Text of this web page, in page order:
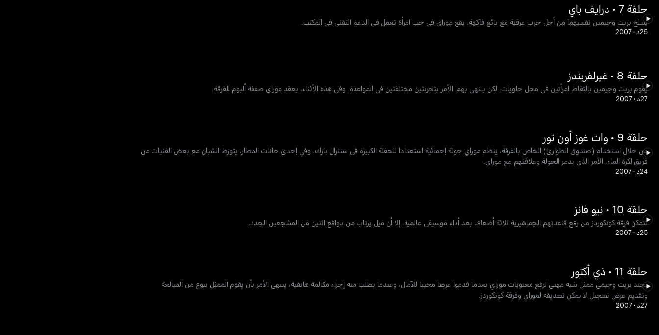
حلقة 7 • درايف باي
يسلح بريت وجيمين نفسيهما من أجل حرب عرقية مع بائع فاكهة. يقع موراي في حب امرأة تعمل في الدعم التقني في المكتب.
25د •
2007
حلقة 8 • غيرلفريندز
يقوم بريت وجيمين بالتقاط امرأتين في محل حلويات، لكن ينتهي بهما الأمر بتجربتين مختلفتين في المواعدة. وفي هذه الأثناء، يعقد موراي صفقة ألبوم للفرقة.
27د •
2007
حلقة 9 • وات غوز أون تور
من خلال استخدام (صندوق الطوارئ) الخاص بالفرقة، ينظم موراي جولة إحمائية استعدادا للحفلة الكبيرة في سنترال بارك. وفي إحدى حانات المطار، يتورط الشبان مع بعض الفتيات من
فريق لكرة الماء، الأمر الذي يدمر الجولة وعلاقتهم مع موراي.
24د •
2007
حلقة 10 • نيو فانز
تتمكن فرقة كونكوردز من رفع قاعدتهم الجماهيرية ثلاثة أضعاف بعد أداء موسيقى عالمية، إلا أن ميل يرتاب من دوافع اثنين من المشجعين الجدد.
25د •
2007
حلقة 11 • ذي أكتور
يجند بريت وجيمي ممثل شبه مهني لرفع معنويات موراي بعدما قدموا عرضا مخيبا للآمال، وعندما يطلب منه إجراء مكالمة هاتفية، ينتهي الأمر بأن يقوم الممثل بنوع من المبالغة
وتقديم عرض تسجيل لا يمكن تصديقه لموراي وفرقة كونكوردز.
27د •
2007